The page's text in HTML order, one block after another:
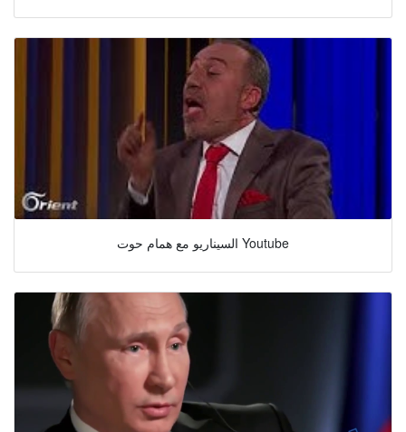
السيناريو مع همام حوت Youtube